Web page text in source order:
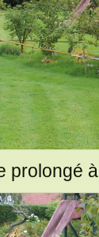
prolongé